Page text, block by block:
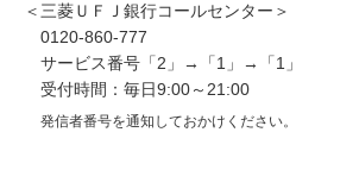
＜三菱ＵＦＪ銀行コールセンター＞
0120-860-777
サービス番号「2」→「1」→「1」
受付時間：毎日9:00～21:00
発信者番号を通知しておかけください。